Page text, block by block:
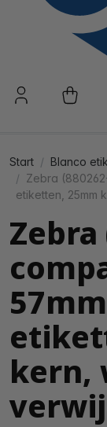
Start Blanco
Zebra
etiketten, 25mm
Zebra
kern,